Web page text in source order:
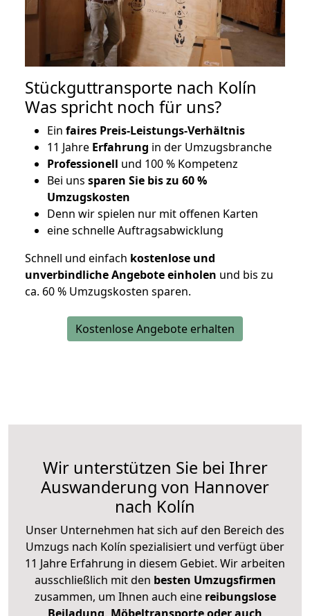
Stückguttransporte nach Kolín
Was spricht noch für uns?
Ein faires Preis-Leistungs-Verhältnis
11 Jahre Erfahrung in der Umzugsbranche
Professionell und 100 % Kompetenz
Bei uns sparen Sie bis zu 60 %
Umzugskosten
Denn wir spielen nur mit offenen Karten
eine schnelle Auftragsabwicklung
Schnell und einfach kostenlose und
unverbindliche Angebote einholen und bis zu
ca. 60 % Umzugskosten sparen.
Kostenlose Angebote erhalten
Wir unterstützen Sie bei Ihrer
Auswanderung von Hannover
nach Kolín
Unser Unternehmen hat sich auf den Bereich des
Umzugs nach Kolín spezialisiert und verfügt über
11 Jahre Erfahrung in diesem Gebiet. Wir arbeiten
ausschließlich mit den besten Umzugsfirmen
zusammen, um Ihnen auch eine reibungslose